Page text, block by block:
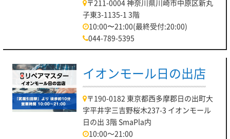
〒211-0004 神奈川県川崎市中原区新丸
子東3-1135-1 3階
10:00〜21:00(最終受付:20:00)
044-789-5395
イオンモール日の出店
〒190-0182 東京都西多摩郡日の出町大
字平井字三吉野桜木237-3 イオンモール
日の出 3階 SmaPla内
10:00～21:00